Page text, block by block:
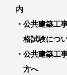
内
公共建築工
格試験につ
公共建築工
方へ